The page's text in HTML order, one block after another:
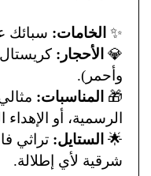
✨ الخامات: سبائك
💎 الأحجار:
وأحمر).
🎁 المناسبات:
الرسمية، أو الإهداء
🌟 الستايل: تراثي
شرقية لأي إطلالة.